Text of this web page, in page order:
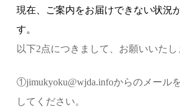
現在、ご案内をお届けできない状況
す。
以下2点につきまして、お願いいたし
①jimukyoku@wjda.infoからのメール
してください。